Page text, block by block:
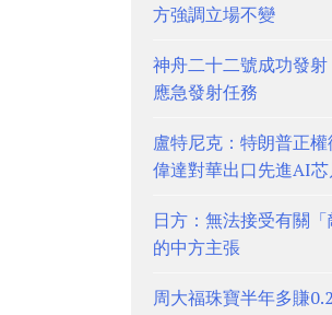
方強調立場不變
神舟二十二號成功發
應急發射任務
盧特尼克：特朗普正
偉達對華出口先進AI
日方：無法接受有關「
的中方主張
周大福珠寶半年多賺